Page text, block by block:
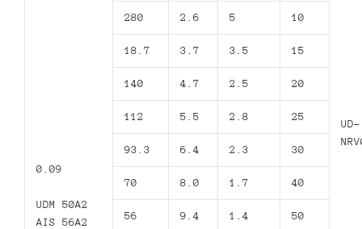
0.09
UDM 50A2
AIS 56A2
UD-
280 2.6 5 10
18.7 3.7 3.5 15
140 4.7 2.5 20
112 5.5 2.8 25
93.3 6.4 2.3 30
70 8.0 1.7 40
56 9.4 1.4 50